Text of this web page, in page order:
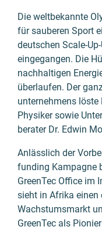
Die weltbekannte
für sauberen Sport
deutschen Scale-
eingegangen. Die
nachhaltigen
überlaufen. Der
unternehmens löste
Physiker sowie
berater Dr. Edwin
Anlässlich der
funding Kampagne
GreenTec Office im
sieht in Afrika einen
Wachstums­markt
GreenTec als